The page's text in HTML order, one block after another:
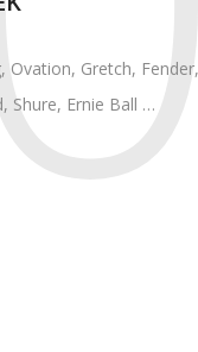
Ovation, Gretch, Fender,
Shure, Ernie Ball …